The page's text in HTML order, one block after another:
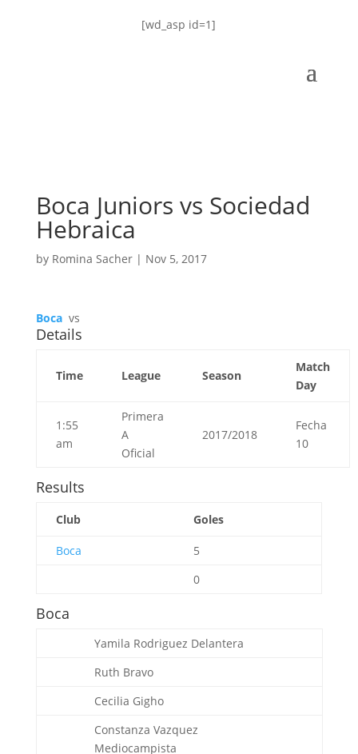
[wd_asp id=1]
Boca Juniors vs Sociedad
Hebraica
by Romina Sacher| Nov 5, 2017
Boca vs
Details
Time League Season
Match
Day
1:55
am
Primera
A
Oficial
2017/2018
Fecha
10
Results
Club Goles
Boca
5
0
Boca
Yamila Rodriguez Delantera
Ruth Bravo
Cecilia Gigho
Constanza Vazquez
Mediocampista